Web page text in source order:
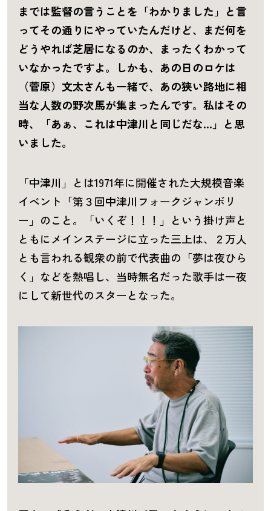
までは監督の言うことを「わかりました」と言
ってその通りにやっていたんだけど、まだ何を
どうやれば芝居になるのか、まったくわかって
いなかったですよ。しかも、あの日のロケは
（菅原）文太さんも一緒で、あの狭い路地に相
当な人数の野次馬が集まったんです。私はその
時、「あぁ、これは中津川と同じだな…」と思
いました。
「中津川」とは1971年に開催された大規模音楽
イベント「第３回中津川フォークジャンボリ
ー」のこと。「いくぞ！！！」という掛け声と
ともにメインステージに立った三上は、２万人
とも言われる観衆の前で代表曲の「夢は夜ひら
く」などを熱唱し、当時無名だった歌手は一夜
にして新世代のスターとなった。